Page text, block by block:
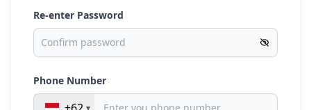
Re-enter Password
Phone Number